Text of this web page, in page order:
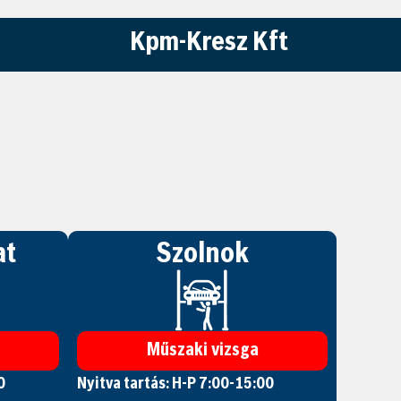
Kpm-Kresz Kft
Szolnok
Műszaki vizsga
Nyitva tartás: H-P 7:00-15:00